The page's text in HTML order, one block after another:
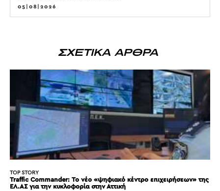
05|08|2026
ΣΧΕΤΙΚΑ ΑΡΘΡΑ
TOP STORY
Traffic Commander: Το νέο «ψηφιακό κέντρο επιχειρήσεων» της
ΕΛ.ΑΣ για την κυκλοφορία στην Αττική